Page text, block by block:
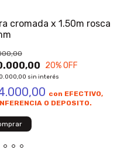
cromada x 1.50m rosca
20% OFF
sin interés
con EFECTIVO,
O DEPOSITO.